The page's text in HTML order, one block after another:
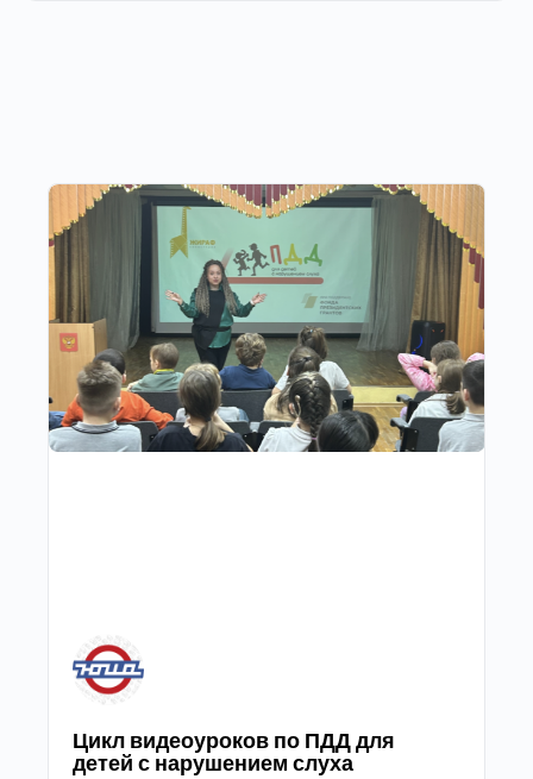
Другие публикации
Цикл видеоуроков по ПДД для
детей с нарушением слуха